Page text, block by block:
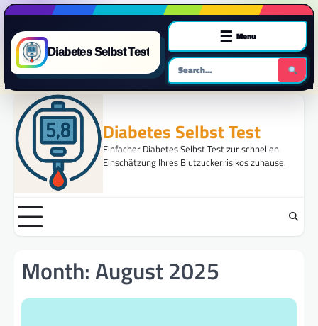
Diabetes Selbst Test
☰ Menu
content
Diabetes Selbst Test
Einfacher Diabetes Selbst Test zur schnellen
Einschätzung Ihres Blutzuckerrisikos zuhause.
Month:August 2025